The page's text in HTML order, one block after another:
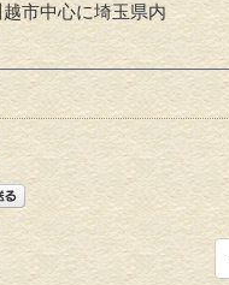
市中心に埼玉県内